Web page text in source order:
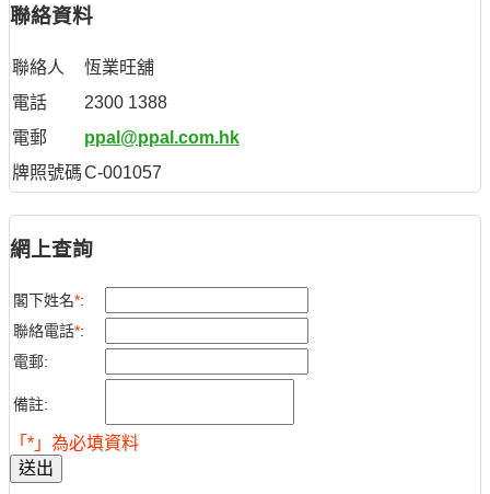
聯絡資料
聯絡人
恆業旺舖
電話
2300 1388
電郵
ppal@ppal.com.hk
牌照號碼C-001057
網上查詢
閣下姓名*:
聯絡電話*:
電郵:
備註:
「*」為必填資料
送出